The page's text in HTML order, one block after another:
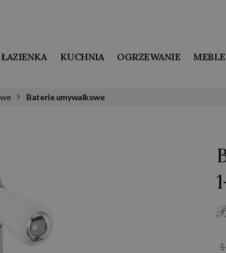
ŁAZIENKA KUCHNIA OGRZEWANIE MEBLE
Baterie umywalkowe
1